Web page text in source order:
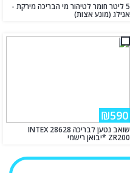
5 ליטר חומר לטיהור מי הבריכה מירקת -
אנילג (מונע אצות)
₪590
שואב נטען לבריכה INTEX 28628
ZR200 *יבואן רישמי